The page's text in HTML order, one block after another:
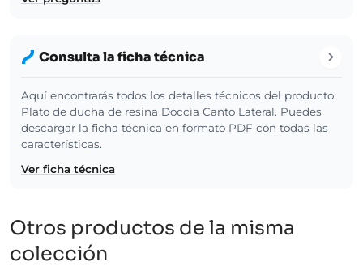
Consulta la ficha técnica
Aquí encontrarás todos los detalles técnicos del producto
Plato de ducha de resina Doccia Canto Lateral. Puedes
descargar la ficha técnica en formato PDF con todas las
características.
Ver ficha técnica
Otros productos de la misma
colección